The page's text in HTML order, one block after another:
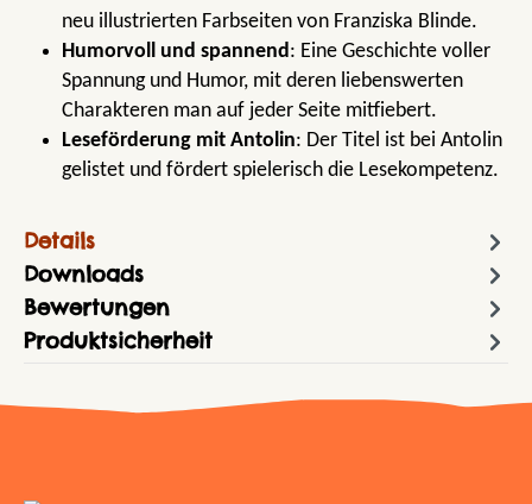
neu illustrierten Farbseiten von Franziska Blinde.
Humorvoll und spannend: Eine Geschichte voller
Spannung und Humor, mit deren liebenswerten
Charakteren man auf jeder Seite mitfiebert.
Leseförderung mit Antolin: Der Titel ist bei Antolin
gelistet und fördert spielerisch die Lesekompetenz.
Details
Downloads
Bewertungen
Produktsicherheit